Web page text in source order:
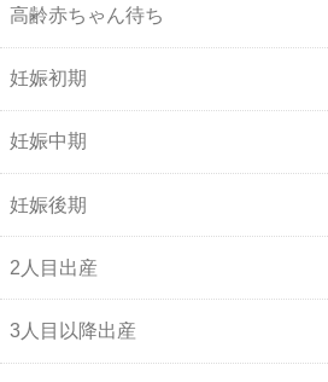
高齢赤ちゃん待ち
妊娠初期
妊娠中期
妊娠後期
2人目出産
3人目以降出産